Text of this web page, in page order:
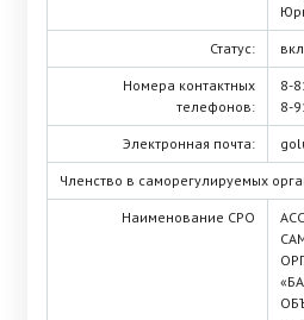
Статус:
Номера контактных
телефонов:
8-
8-
Электронная почта:
Членство в саморегулируемых
Наименование СРО